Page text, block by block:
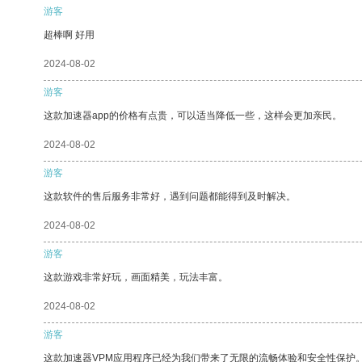
游客
超棒啊 好用
2024-08-02
游客
这款加速器app的价格有点贵，可以适当降低一些，这样会更加亲民。
2024-08-02
游客
这款软件的售后服务非常好，遇到问题都能得到及时解决。
2024-08-02
游客
这款游戏非常好玩，画面精美，玩法丰富。
2024-08-02
游客
这款加速器VPM应用程序已经为我们带来了无限的流畅体验和安全性保护